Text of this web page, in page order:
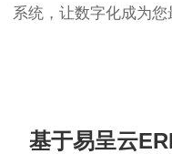
系统，让数字化成为您
基于易呈云